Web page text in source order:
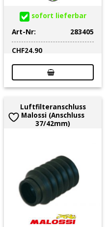
sofort lieferbar
Art-Nr:
283405
CHF24.90
Luftfilteranschluss
Malossi (Anschluss
37/42mm)